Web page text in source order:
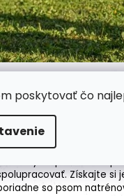
poskytovať čo
ovčiak je
si však vyžadujú
na pozitívnom
Získajte si
so psom